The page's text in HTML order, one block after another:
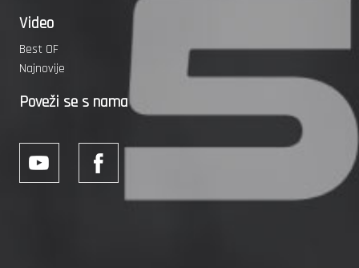
Video
Best OF
Najnovije
Poveži se s nama